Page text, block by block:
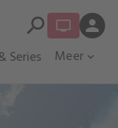
Series Meer expand_more
search person